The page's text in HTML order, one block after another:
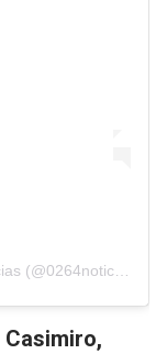
Casimiro,